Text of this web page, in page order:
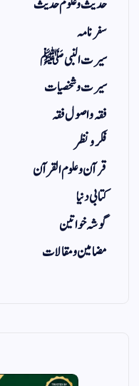
حدیث و علوم حدیث
سفر نامہ
سیرت النبی ﷺ
سیرت و شخصیات
فقہ و اصول فقہ
فکر و نظر
قرآن و علوم القرآن
کتابی دنیا
گوشہ خواتین
مضامین و مقالات